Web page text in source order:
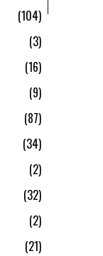
104
3
16
9
87
34
2
32
2
21